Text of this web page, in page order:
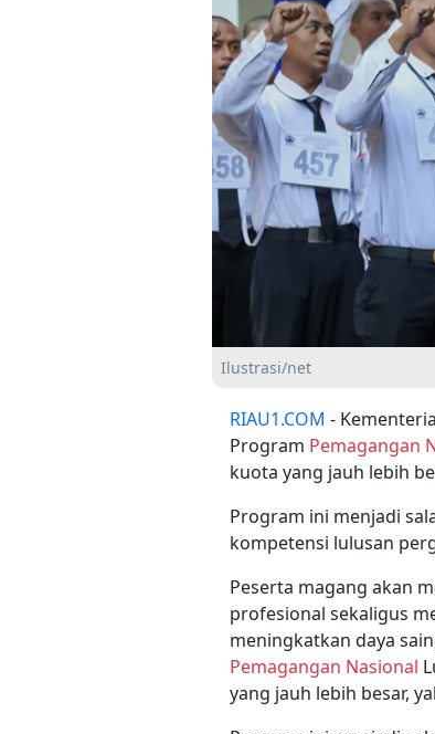
Ilustrasi/net
RIAU1.COM -
Program Pemagangan
kuota yang jauh lebih
Program ini menjadi
kompetensi lulusan
Peserta magang akan
profesional sekaligus
meningkatkan daya
Pemagangan Nasional
yang jauh lebih besar,